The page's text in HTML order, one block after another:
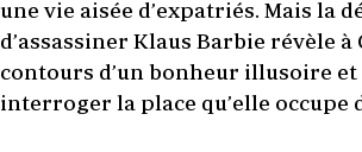
une vie aisée d’expatriés. Mais la
d’assassiner Klaus Barbie révèle
contours d’un bonheur illusoire et
interroger la place qu’elle occupe